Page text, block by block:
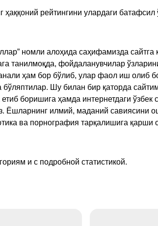
рейтингини улардаги
номли алоҳида саҳифамизда сайтга
танилмоқда, фойдаланувчилар
ҳам бор бўлиб, улар фаол иш олиб
Шу билан бир қаторда
боришига ҳамда интернетдаги ўзбек
Ёшларнинг илмий, маданий савиясини
ва порнография тарқалишига қарши
и с подробной статистикой.